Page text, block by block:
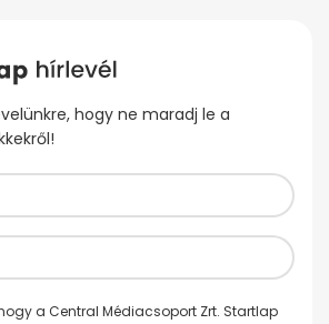
hogy ne maradj le a
a Central Médiacsoport Zrt. Startlap